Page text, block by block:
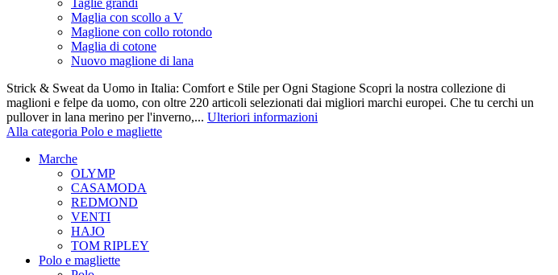
Taglie grandi
Maglia con scollo a V
Maglione con collo rotondo
Maglia di cotone
Nuovo maglione di lana
Strick & Sweat da Uomo in Italia: Comfort e Stile per Ogni Stagione Scopri la nostra collezione di
maglioni e felpe da uomo, con oltre 220 articoli selezionati dai migliori marchi europei. Che tu cerchi un
pullover in lana merino per l'inverno,... Ulteriori informazioni
Alla categoria Polo e magliette
Marche
OLYMP
CASAMODA
REDMOND
VENTI
HAJO
TOM RIPLEY
Polo e magliette